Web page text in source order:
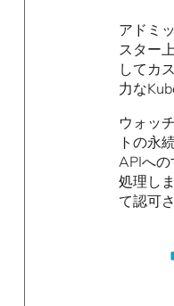
アドミ
スター
してカ
力な
ウォッ
トの永
APIへ
処理し
て認可